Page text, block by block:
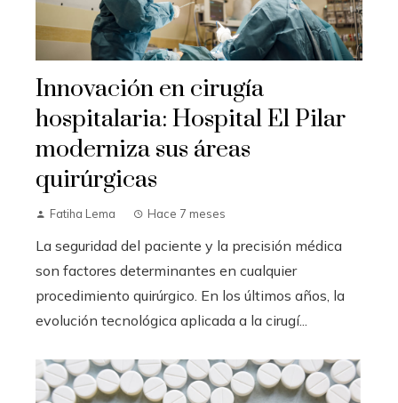
Innovación en cirugía
hospitalaria: Hospital El Pilar
moderniza sus áreas
quirúrgicas
Fatiha Lema Hace 7 meses
La seguridad del paciente y la precisión médica
son factores determinantes en cualquier
procedimiento quirúrgico. En los últimos años, la
evolución tecnológica aplicada a la cirugí...